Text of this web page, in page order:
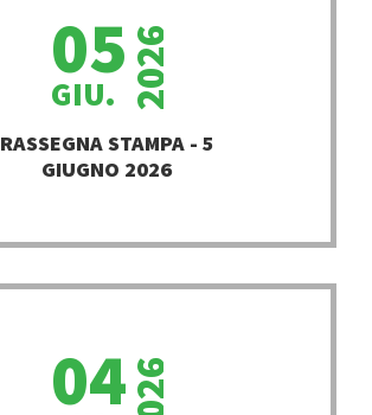
05
GIU. 2026
RASSEGNA STAMPA - 5
GIUGNO 2026
04